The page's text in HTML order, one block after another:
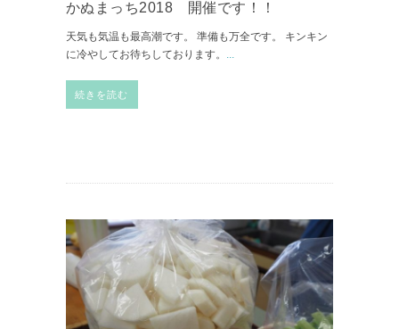
かぬまっち2018 開催です！！
天気も気温も最高潮です。 準備も万全です。 キンキン
に冷やしてお待ちしております。 ...
続きを読む